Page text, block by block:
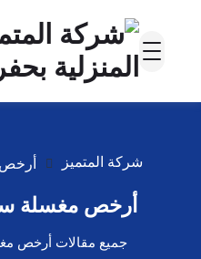
شركة المتميز
أرخص مغسلة
جميع مقالات أرخص